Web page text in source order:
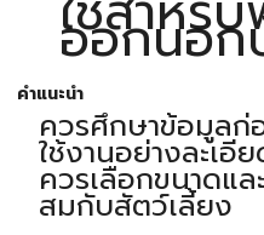
ออกนอก
คำแนะนำ
ควรศึกษาข้อมูลก่
ใช้งานอย่างละเอี
ควรเลือกขนาดแล
สมกับสัตว์เลี้ยง